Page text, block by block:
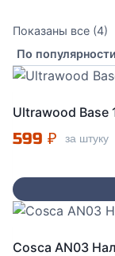
Показаны все (4)
по
Ultrawood
599 ₽ за штуку
Cosca AN03